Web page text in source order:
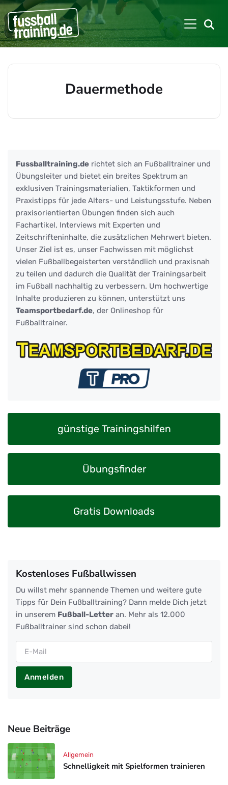
Dauermethode
Fussballtraining.de richtet sich an Fußballtrainer und
Übungsleiter und bietet ein breites Spektrum an
exklusiven Trainingsmaterialien, Taktikformen und
Praxistipps für jede Alters- und Leistungsstufe. Neben
praxisorientierten Übungen finden sich auch
Fachartikel, Interviews mit Experten und
Zeitschrifteninhalte, die zusätzlichen Mehrwert bieten.
Unser Ziel ist es, unser Fachwissen mit möglichst
vielen Fußballbegeisterten verständlich und praxisnah
zu teilen und dadurch die Qualität der Trainingsarbeit
im Fußball nachhaltig zu verbessern. Um hochwertige
Inhalte produzieren zu können, unterstützt uns
Teamsportbedarf.de, der Onlineshop für
Fußballtrainer.
günstige Trainingshilfen
Übungsfinder
Gratis Downloads
Kostenloses Fußballwissen
Du willst mehr spannende Themen und weitere gute
Tipps für Dein Fußballtraining? Dann melde Dich jetzt
in unserem Fußball-Letter an. Mehr als 12.000
Fußballtrainer sind schon dabei!
Anmelden
Neue Beiträge
Schnelligkeit mit Spielformen trainieren
Allgemein